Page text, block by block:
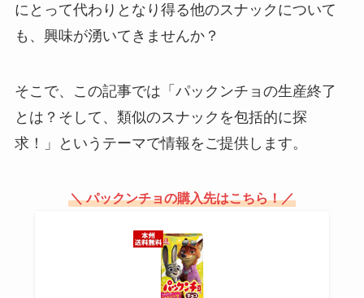
カニ缶の値段は？スーパーではい
くらで買える？業務スーパーで購
広島はっさく大福はどこで買え
る？東京ではどこで売ってる？販
透明醤油カルディやイオンでの取
り扱いは？気になる口コミも調
査！
にとって代わりとなり得る他のスナックについて
も、興味が湧いてきませんか？
そこで、この記事では「パックンチョの生産終了
とは？そして、類似のスナックを包括的に探
求！」というテーマで情報をご提供します。
＼ パックンチョの購入先はこちら！／